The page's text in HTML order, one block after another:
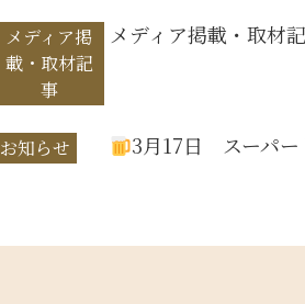
メディア掲
載・取材記
事
メディア掲載・取材
お知らせ 3月17日 スーパー